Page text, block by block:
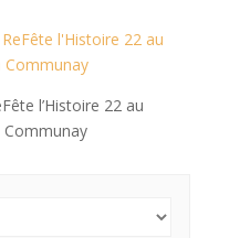
l’Histoire 22 au
Communay